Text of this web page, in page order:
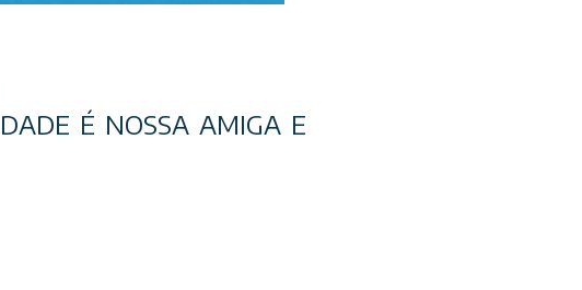
É NOSSA AMIGA E